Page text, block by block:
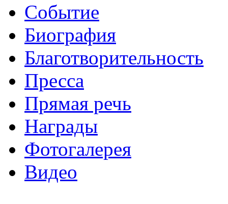
Событие
Биография
Благотворительность
Пресса
Прямая речь
Награды
Фотогалерея
Видео